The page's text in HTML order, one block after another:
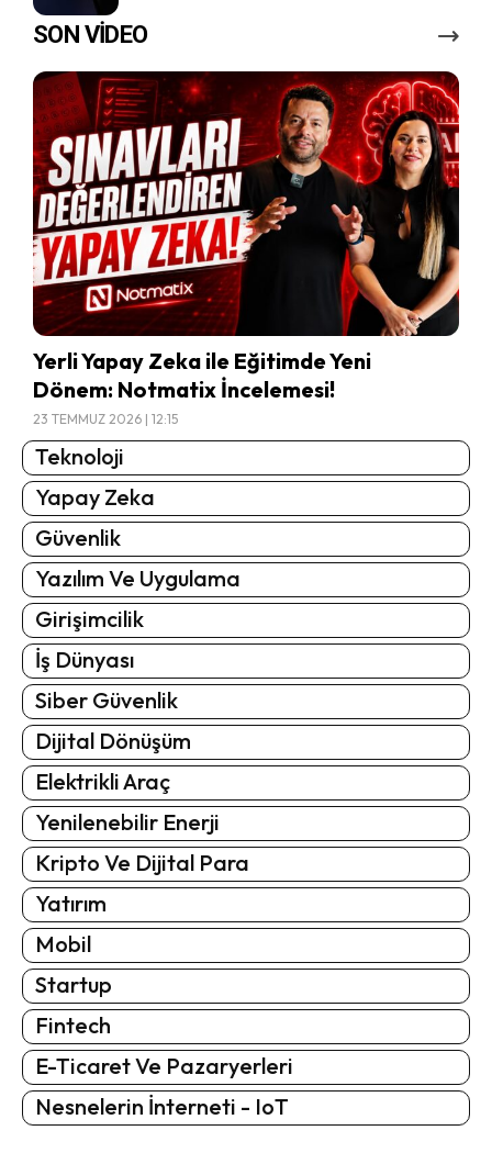
SON VİDEO
Yerli Yapay Zeka ile Eğitimde Yeni
Dönem: Notmatix İncelemesi!
23 TEMMUZ 2026 | 12:15
Teknoloji
Yapay Zeka
Güvenlik
Yazılım Ve Uygulama
Girişimcilik
İş Dünyası
Siber Güvenlik
Dijital Dönüşüm
Elektrikli Araç
Yenilenebilir Enerji
Kripto Ve Dijital Para
Yatırım
Mobil
Startup
Fintech
E-Ticaret Ve Pazaryerleri
Nesnelerin İnterneti - IoT